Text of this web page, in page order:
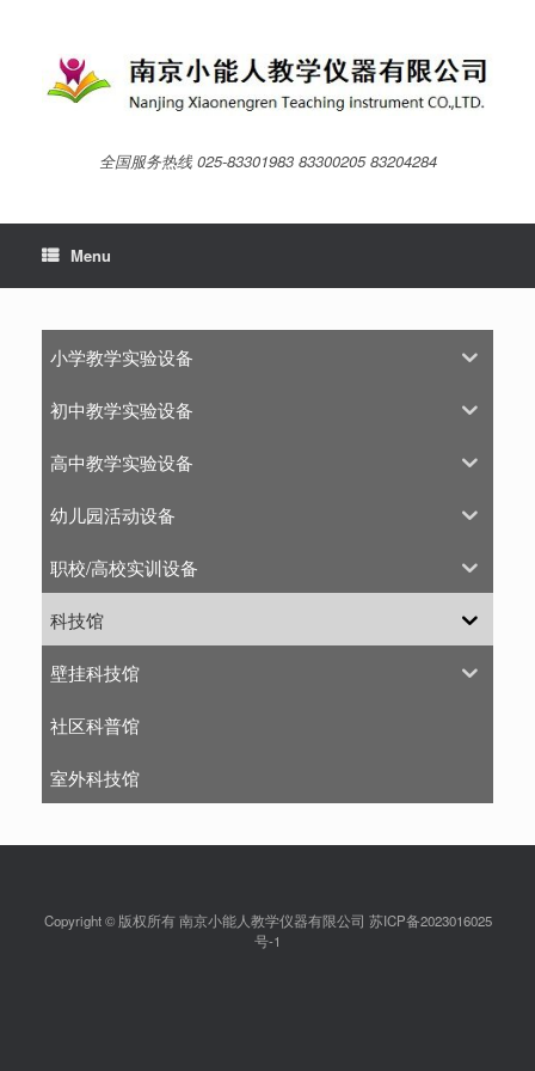
全国服务热线 025-83301983 83300205 83204284
Menu
小学教学实验设备
初中教学实验设备
高中教学实验设备
幼儿园活动设备
职校/高校实训设备
科技馆
壁挂科技馆
社区科普馆
室外科技馆
Copyright © 版权所有 南京小能人教学仪器有限公司 苏ICP备2023016025
号-1